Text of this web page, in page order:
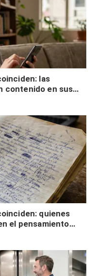
las
contenido en sus
validación
quienes
el pensamiento